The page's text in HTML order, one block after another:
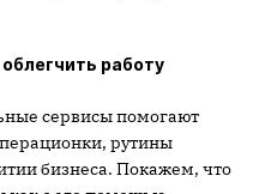
работу
сервисы помогают
рутины
бизнеса. Покажем, что